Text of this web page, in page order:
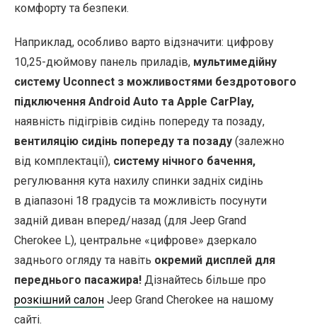
комфорту та безпеки.
Наприклад, особливо варто відзначити: цифрову
10,25-дюймову панель приладів, мультимедійну
систему Uconnect з можливостями бездротового
підключення Android Auto та Apple CarPlay,
наявність підігрівів сидінь попереду та позаду,
вентиляцію сидінь попереду та позаду (залежно
від комплектації), систему нічного бачення,
регулювання кута нахилу спинки задніх сидінь
в діапазоні 18 градусів та можливість посунути
задній диван вперед/назад (для Jeep Grand
Cherokee L), центральне «цифрове» дзеркало
заднього огляду та навіть окремий дисплей для
переднього пасажира! Дізнайтесь більше про
розкішний салон Jeep Grand Cherokee на нашому
сайті.